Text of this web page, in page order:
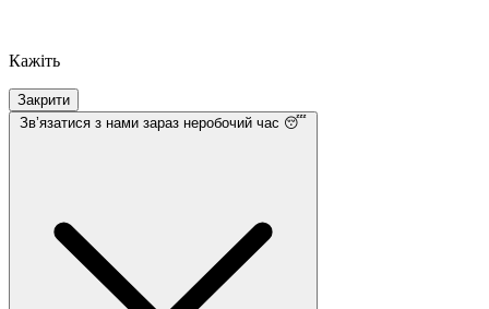
Кажіть
Закрити
Звʼязатися з нами зараз неробочий час 😴